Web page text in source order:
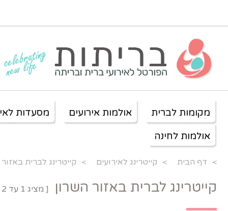
מקומות לברית אולמות אירועים מסעדות
אולמות לחינה
> דף הבית > קייטרינג לאירועים > קייטרינג לברית
קייטרינג לברית באזור השרון [ מציג 1 עד 2